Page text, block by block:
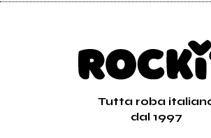
Tutta roba
dal 1997